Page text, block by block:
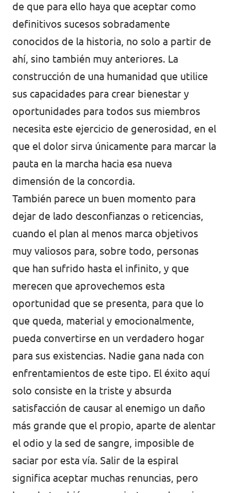
de que para ello haya que aceptar como
definitivos sucesos sobradamente
conocidos de la historia, no solo a partir de
ahí, sino también muy anteriores. La
construcción de una humanidad que utilice
sus capacidades para crear bienestar y
oportunidades para todos sus miembros
necesita este ejercicio de generosidad, en el
que el dolor sirva únicamente para marcar la
pauta en la marcha hacia esa nueva
dimensión de la concordia.
También parece un buen momento para
dejar de lado desconfianzas o reticencias,
cuando el plan al menos marca objetivos
muy valiosos para, sobre todo, personas
que han sufrido hasta el infinito, y que
merecen que aprovechemos esta
oportunidad que se presenta, para que lo
que queda, material y emocionalmente,
pueda convertirse en un verdadero hogar
para sus existencias. Nadie gana nada con
enfrentamientos de este tipo. El éxito aquí
solo consiste en la triste y absurda
satisfacción de causar al enemigo un daño
más grande que el propio, aparte de alentar
el odio y la sed de sangre, imposible de
saciar por esta vía. Salir de la espiral
significa aceptar muchas renuncias, pero